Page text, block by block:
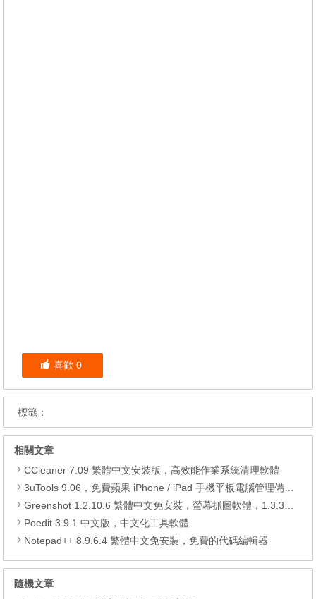
喜歡 0
標籤：
相關文章
CCleaner 7.09 繁體中文安裝版，高效能作業系統清理軟體
3uTools 9.06，免費蘋果 iPhone / iPad 手機平板電腦管理備份還原軟體
Greenshot 1.2.10.6 繁體中文免安裝，螢幕抓圖軟體，1.3.315 安裝版
Poedit 3.9.1 中文版，中文化工具軟體
Notepad++ 8.9.6.4 繁體中文免安裝，免費的代碼編輯器
隨機文章